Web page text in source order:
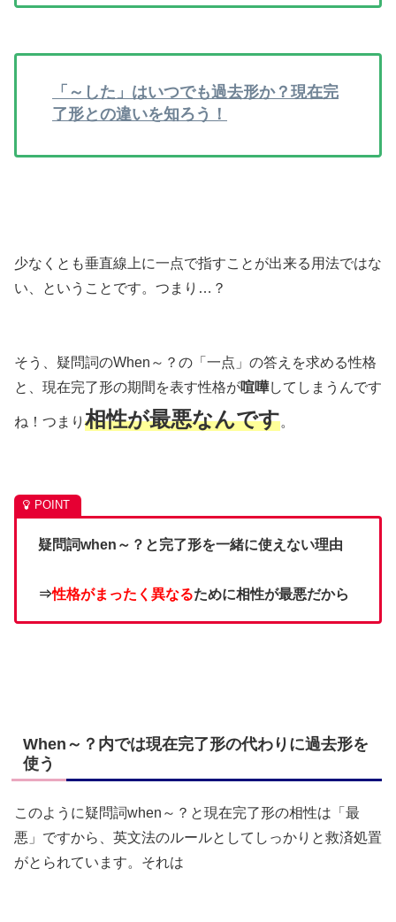
「～した」はいつでも過去形か？現在完
了形との違いを知ろう！
少なくとも垂直線上に一点で指すことが出来る用法ではな
い、ということです。つまり…？
そう、疑問詞のWhen～？の「一点」の答えを求める性格
と、現在完了形の期間を表す性格が喧嘩してしまうんです
ね！つまり 相性が最悪なんです。
疑問詞when～？と完了形を一緒に使えない理由
⇒性格がまったく異なるために相性が最悪だから
When～？内では現在完了形の代わりに過去形を
使う
このように疑問詞when～？と現在完了形の相性は「最
悪」ですから、英文法のルールとしてしっかりと救済処置
がとられています。それは